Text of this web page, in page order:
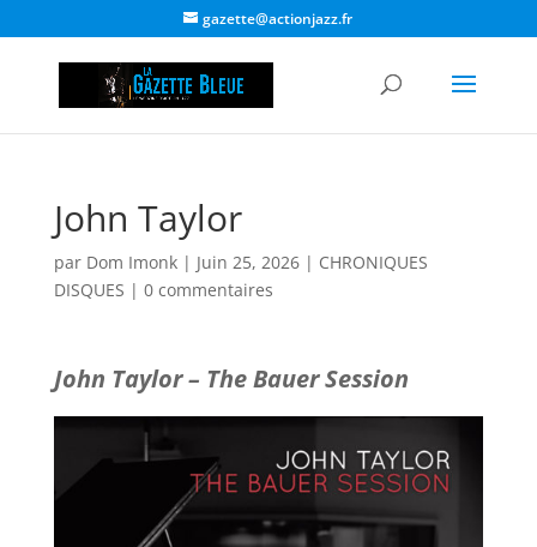
gazette@actionjazz.fr
John Taylor
par Dom Imonk| Juin 25, 2026| CHRONIQUES
DISQUES | 0 commentaires
John Taylor – The Bauer Session